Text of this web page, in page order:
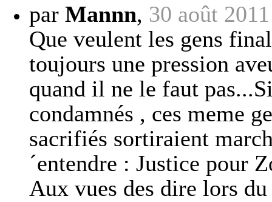
par Mannn, 30 août
Que veulent les gens
toujours une pression
quand il ne le faut
condamnés , ces meme
sacrifiés sortiraient
´entendre : Justice pour
Aux vues des dire lors